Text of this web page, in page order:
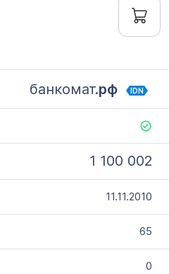
банкомат.рф IDN
1 100 002
11.11.2010
65
0